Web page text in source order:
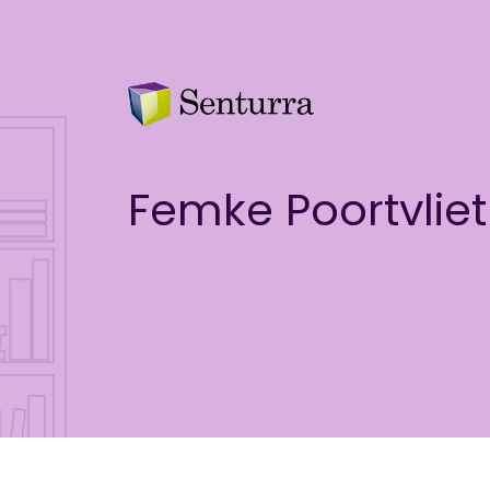
Femke Poortvliet